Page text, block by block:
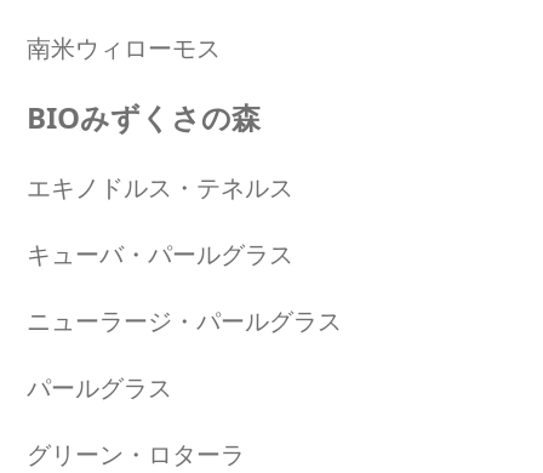
南米ウィローモス
BIOみずくさの森
エキノドルス・テネルス
キューバ・パールグラス
ニューラージ・パールグラス
パールグラス
グリーン・ロターラ